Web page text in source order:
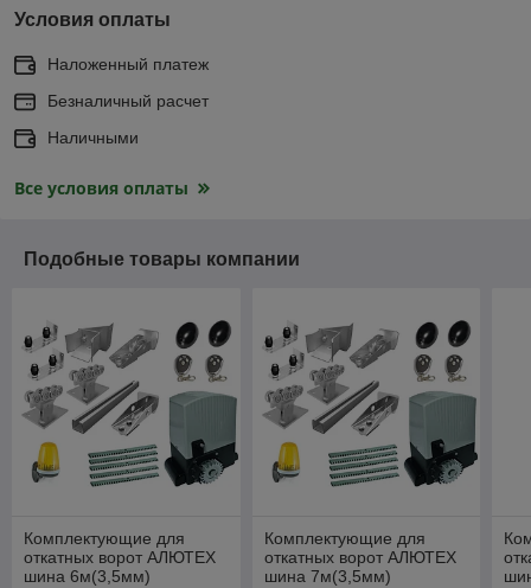
Условия оплаты
Наложенный платеж
Безналичный расчет
Наличными
Все условия оплаты
Подобные товары компании
Комплектующие для
откатных ворот АЛЮТЕХ
шина 6м(3,5мм)
Комплектующие для
откатных ворот АЛЮТЕХ
шина 7м(3,5мм)